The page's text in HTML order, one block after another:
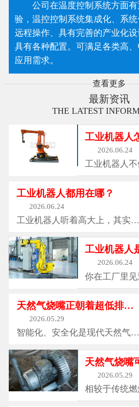
公司在温度控制系统方面有
验，温控控制系统集成化、系
远程操作、具有完善的产业化设
具有各种配置。可满足各类高
应用需求。
查看更多
最新资讯
THE LATEST
工业机器人
2026.06.24
工业机器人
不好，钱就
键要点说清
第一看负载
东西，从几
有。搬小零
选重的，别
看臂展...
工业机器人都用在哪？
2026.06.24
工业机器人听着高大上，其实它
面。汽车制造是用得最多的地
方。 一辆车身上有几千个焊
点，以前全靠人工焊，质量不稳
定还伤身体。现在焊装车间里全
效率是人工...
工业机器人
2026.06.24
你在工厂里
机械臂吗？
喷漆，干起
用休息。那
白了，工业
会累的工人"
成：机械臂
它的...
天然气烧嘴正朝着超低排放、超高能效、智能联控的方向前进
2026.05.29
智能化、安全化是现代天然气烧
设备搭载全自动控制系统，集
自动点火、火焰监测、燃气泄漏
报警、过载保护等多重安全机
制。通过智能探头实时监测火焰
2026.05.29
相较于传统
置，天然气